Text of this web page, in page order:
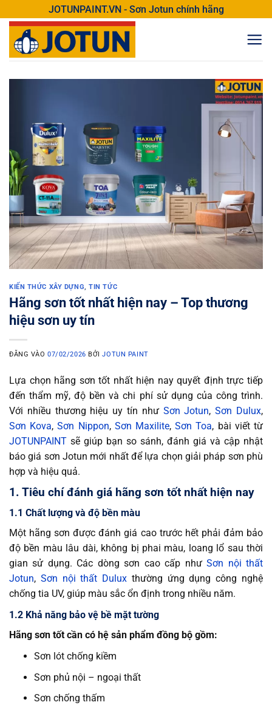
qua
dung
JOTUNPAINT.VN - Sơn Jotun chính hãng
KIẾN THỨC XÂY DỰNG,TIN TỨC
Hãng sơn tốt nhất hiện nay – Top thương
hiệu sơn uy tín
ĐĂNG VÀO07/02/2026 BỞIJOTUN PAINT
Lựa chọn hãng sơn tốt nhất hiện nay quyết định trực tiếp
đến thẩm mỹ, độ bền và chi phí sử dụng của công trình.
Với nhiều thương hiệu uy tín như Sơn Jotun,Sơn Dulux,
Sơn Kova,Sơn Nippon, Sơn Maxilite,Sơn Toa, bài viết từ
JOTUNPAINT sẽ giúp bạn so sánh, đánh giá và cập nhật
báo giá sơn Jotun mới nhất để lựa chọn giải pháp sơn phù
hợp và hiệu quả.
1. Tiêu chí đánh giá hãng sơn tốt nhất hiện nay
1.1 Chất lượng và độ bền màu
Một hãng sơn được đánh giá cao trước hết phải đảm bảo
độ bền màu lâu dài, không bị phai màu, loang lổ sau thời
gian sử dụng. Các dòng sơn cao cấp nhưSơn nội thất
Jotun, Sơn nội thất Dulux thường ứng dụng công nghệ
chống tia UV, giúp màu sắc ổn định trong nhiều năm.
1.2 Khả năng bảo vệ bề mặt tường
Hãng sơn tốt cần có hệ sản phẩm đồng bộ gồm:
Sơn lót chống kiềm
Sơn phủ nội – ngoại thất
Sơn chống thấm